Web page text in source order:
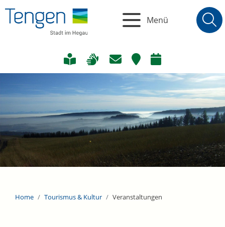
Menü
Home Tourismus & Kultur Veranstaltungen